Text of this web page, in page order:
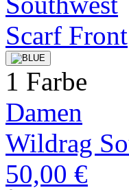
1 Farbe
Damen
Wildrag
50,00 €